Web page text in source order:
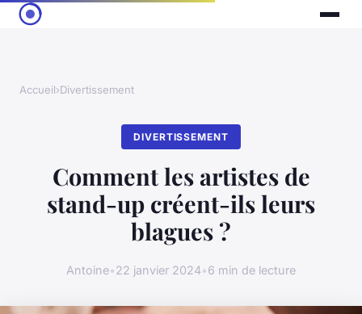
Accueil›Divertissement
DIVERTISSEMENT
Comment les artistes de
stand-up créent-ils leurs
blagues ?
Antoine•22 janvier 2024•6 min de lecture